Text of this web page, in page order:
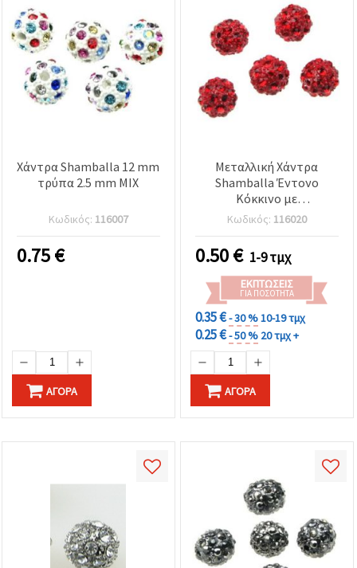
Χάντρα Shamballa 12 mm
τρύπα 2.5 mm MIX
Κωδικός: 116007
0.75€
ΑΓΟΡΆ
Μεταλλική Χάντρα
Shamballa Έντονο
Κόκκινο με
Αστραφτερούς
Κρυστάλλους – 10 mm,
Οπή 1,7 mm, Ιδανική για
DIY Βραχιόλια, Κολιέ &
Σκουλαρίκια
Κωδικός: 116020
0.50€ 1-9 τμχ
ΕΚΠΤΏΣΕΙΣ
ΓΙΑ ΠΟΣΌΤΗΤΑ
0.35 €- 30 %10-19 τμχ
0.25 €- 50 % 20 τμχ +
ΑΓΟΡΆ